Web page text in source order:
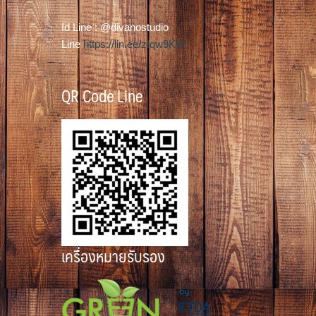
product
page
Id Line : @divanostudio
Linehttps://lin.ee/zIqw9KW
QR Code Line
เครื่องหมายรับรอง